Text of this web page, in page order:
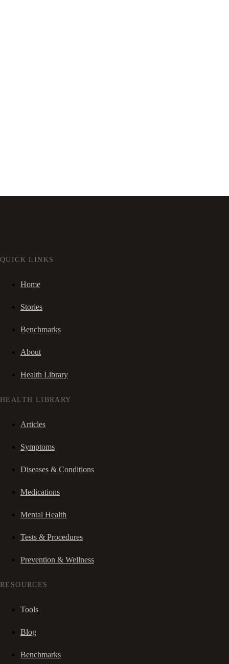
QUICK LINKS
Home
Stories
Benchmarks
About
Health Library
HEALTH LIBRARY
Articles
Symptoms
Diseases & Conditions
Medications
Mental Health
Tests & Procedures
Prevention & Wellness
RESOURCES
Tools
Blog
Benchmarks